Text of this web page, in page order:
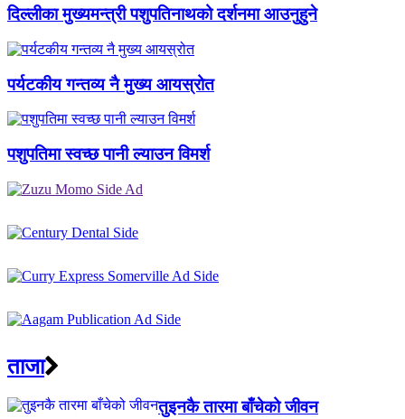
दिल्लीका मुख्यमन्त्री पशुपतिनाथको दर्शनमा आउनुहुने
पर्यटकीय गन्तव्य नै मुख्य आयस्रोत
पशुपतिमा स्वच्छ पानी ल्याउन विमर्श
ताजा
तुइनकै तारमा बाँचेको जीवन